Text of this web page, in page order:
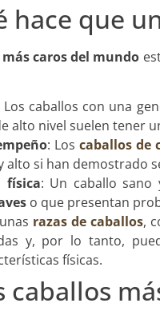
hace que
caros del mundo
Los caballos con una
alto nivel suelen tener
: Los caballos de
si han demostrado
física: Un caballo
o que presentan
razas de caballos,
y, por lo tanto,
físicas.
caballos